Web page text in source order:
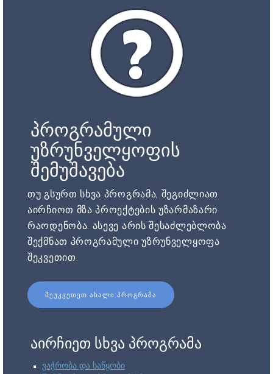
პროგრამული
უზრუნველყოფის
შემუშავება
თუ გსურთ სხვა პროგრამა, შეგიძლიათ
აირჩიოთ მზა პროექტების უზარმაზარი
რაოდენობა. ასევე არის შესაძლებლობა
შექმნათ პროგრამული უზრუნველყოფა
შეკვეთით.
ᲨᲔᲣᲙᲕᲔᲗᲔᲗ ᲐᲮᲐᲚᲘ ᲞᲠᲝᲒᲠᲐᲛᲐ
აირჩიეთ სხვა პროგრამა
ვაჭრობა და საწყობი